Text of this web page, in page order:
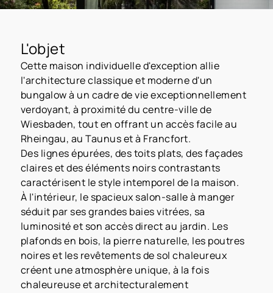
L'objet
Cette maison individuelle d'exception allie
l'architecture classique et moderne d'un
bungalow à un cadre de vie exceptionnellement
verdoyant, à proximité du centre-ville de
Wiesbaden, tout en offrant un accès facile au
Rheingau, au Taunus et à Francfort.
Des lignes épurées, des toits plats, des façades
claires et des éléments noirs contrastants
caractérisent le style intemporel de la maison.
À l'intérieur, le spacieux salon-salle à manger
séduit par ses grandes baies vitrées, sa
luminosité et son accès direct au jardin. Les
plafonds en bois, la pierre naturelle, les poutres
noires et les revêtements de sol chaleureux
créent une atmosphère unique, à la fois
chaleureuse et architecturalement